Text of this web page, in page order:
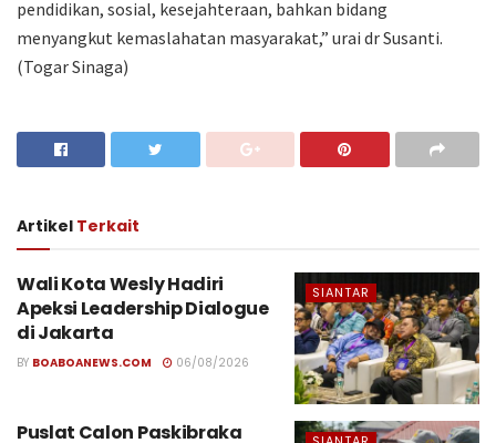
pendidikan, sosial, kesejahteraan, bahkan bidang
menyangkut kemaslahatan masyarakat,” urai dr Susanti.
(Togar Sinaga)
Artikel Terkait
SIANTAR
Wali Kota Wesly Hadiri
Apeksi Leadership Dialogue
di Jakarta
BY BOABOANEWS.COM 06/08/2026
Puslat Calon Paskibraka